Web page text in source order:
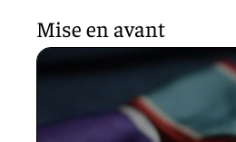
Mise en avant